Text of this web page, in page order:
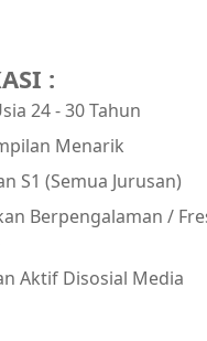
:
24 - 30 Tahun
Menarik
S1 (Semua Jurusan)
Berpengalaman /
Aktif Disosial Media